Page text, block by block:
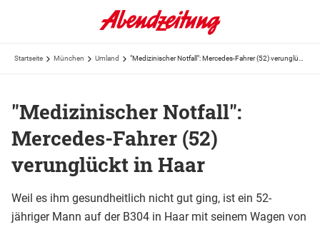
Startseite München Umland
"Medizinischer Notfall":
Mercedes-Fahrer (52)
verunglückt in Haar
Weil es ihm gesundheitlich nicht gut ging, ist ein 52-
jähriger Mann auf der B304 in Haar mit seinem Wagen von